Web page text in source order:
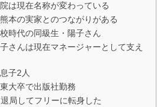
は現在名称が変わっている
本の実家とのつながりがある
時代の同級生・陽子さん
さんは現在マネージャーとして支え
子2人
大卒で出版社勤務
局してフリーに転身した